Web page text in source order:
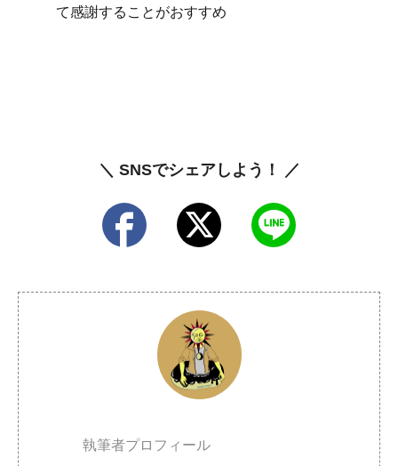
て感謝することがおすすめ
＼ SNSでシェアしよう！ ／
執筆者プロフィール